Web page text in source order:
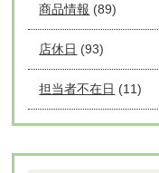
商品情報 (89)
店休日 (93)
担当者不在日 (11)